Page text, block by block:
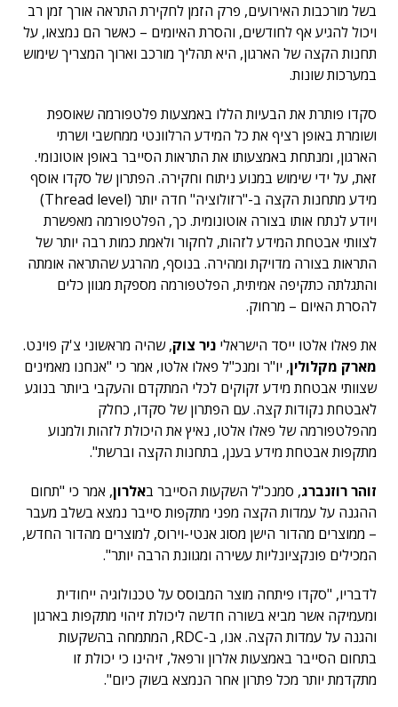
בשל מורכבות האירועים, פרק הזמן לחקירת התראה אורך זמן רב
ויכול להגיע אף לחודשים, והסרת האיומים – כאשר הם נמצאו, על
תחנות הקצה של הארגון, היא תהליך מורכב וארוך המצריך שימוש
במערכות שונות.
סקדו פותרת את הבעיות הללו באמצעות פלטפורמה שאוספת
ושומרת באופן רציף את כל המידע הרלוונטי ממחשבי ושרתי
הארגון, ומנתחת באמצעותו את התראות הסייבר באופן אוטונומי.
זאת, על ידי שימוש במנוע ניתוח וחקירה. הפתרון של סקדו אוסף
מידע מתחנות הקצה ב-"רזולוציה" חדה יותר (Thread level)
ויודע לנתח אותו בצורה אוטונומית. כך, הפלטפורמה מאפשרת
לצוותי אבטחת המידע לזהות, לחקור ולאמת כמות רבה יותר של
התראות בצורה מדויקת ומהירה. בנוסף, מהרגע שהתראה אומתה
והתגלתה כתקיפה אמיתית, הפלטפורמה מספקת מגוון כלים
להסרת האיום – מרחוק.
את פאלו אלטו ייסד הישראלי ניר צוק, שהיה מראשוני צ'ק פוינט.
מארק מקלולין, יו"ר ומנכ"ל פאלו אלטו, אמר כי "אנחנו מאמינים
שצוותי אבטחת מידע זקוקים לכלי המתקדם והעקבי ביותר בנוגע
לאבטחת נקודות קצה. עם הפתרון של סקדו, כחלק
מהפלטפורמה של פאלו אלטו, נאיץ את היכולת לזהות ולמנוע
מתקפות אבטחת מידע בענן, בתחנות הקצה וברשת".
זוהר רוזנברג, סמנכ"ל השקעות הסייבר באלרון, אמר כי "תחום
ההגנה על עמדות הקצה מפני מתקפות סייבר נמצא בשלב מעבר
– ממוצרים מהדור הישן מסוג אנטי-וירוס, למוצרים מהדור החדש,
המכילים פונקציונליות עשירה ומגוונת הרבה יותר".
לדבריו, "סקדו פיתחה מוצר המבוסס על טכנולוגיה ייחודית
ומעמיקה אשר מביא בשורה חדשה ליכולת זיהוי מתקפות בארגון
והגנה על עמדות הקצה. אנו, ב-RDC, המתמחה בהשקעות
בתחום הסייבר באמצעות אלרון ורפאל, זיהינו כי יכולת זו
מתקדמת יותר מכל פתרון אחר הנמצא בשוק כיום".